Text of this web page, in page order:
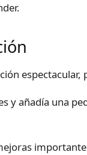
espectacular,
y añadía una